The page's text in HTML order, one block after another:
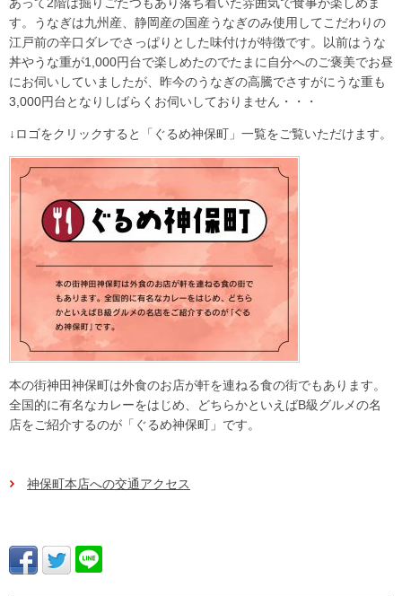
す。うなぎは九州産、静岡産の国産うなぎのみ使用してこだわりの
江戸前の辛口ダレでさっぱりとした味付けが特徴です。以前はうな
丼やうな重が1,000円台で楽しめたのでたまに自分へのご褒美でお昼
にお伺いしていましたが、昨今のうなぎの高騰でさすがにうな重も
3,000円台となりしばらくお伺いしておりません・・・
↓ロゴをクリックすると「ぐるめ神保町」一覧をご覧いただけます。
本の街神田神保町は外食のお店が軒を連ねる食の街でもあります。
全国的に有名なカレーをはじめ、どちらかといえばB級グルメの名
店をご紹介するのが「ぐるめ神保町」です。
神保町本店への交通アクセス